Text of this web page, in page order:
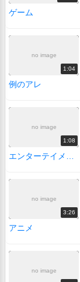
ゲーム
no image
1:04
例のアレ
no image
1:08
no image
3:26
アニメ
no image